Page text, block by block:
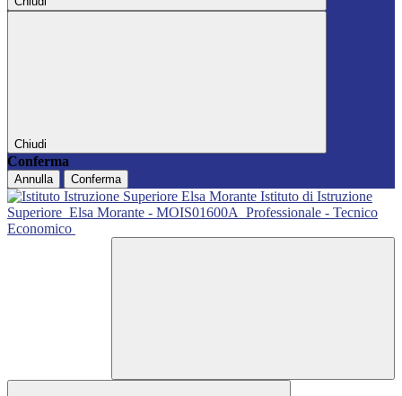
Chiudi
Conferma
Annulla Conferma
Istituto di Istruzione
Superiore Elsa Morante - MOIS01600A Professionale - Tecnico
Economico